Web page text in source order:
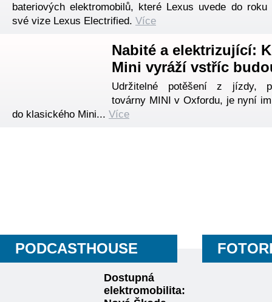
bateriových elektromobilů, které Lexus uvede do
své vize Lexus Electrified. Více
Nabité a elektrizující:
Mini vyráží vstříc
Udržitelné potěšení z jízdy,
továrny MINI v Oxfordu, je nyní
do klasického Mini... Více
PODCASTHOUSE
Dostupná
elektromobilita: